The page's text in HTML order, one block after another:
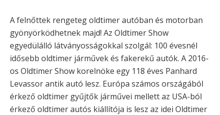
A felnőttek rengeteg oldtimer autóban és motorban
gyönyörködhetnek majd! Az Oldtimer Show
egyedülálló látványosságokkal szolgál: 100 évesnél
idősebb oldtimer járművek és fakerekű autók. A 2016-
os Oldtimer Show korelnöke egy 118 éves Panhard
Levassor antik autó lesz. Európa számos országából
érkező oldtimer gyűjtők járművei mellett az USA-ból
érkező oldtimer autós kiállítója is lesz az idei Oldtimer